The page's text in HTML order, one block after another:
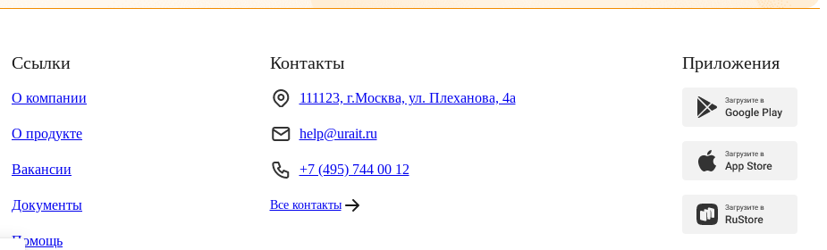
Ссылки
О компании
О продукте
Вакансии
Документы
Помощь
Контакты
111123, г.Москва, ул. Плеханова, 4а
help@urait.ru
+7 (495) 744 00 12
Все контакты
Приложения